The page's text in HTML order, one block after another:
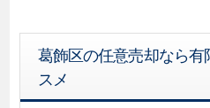
葛飾区の任意売却なら
スメ